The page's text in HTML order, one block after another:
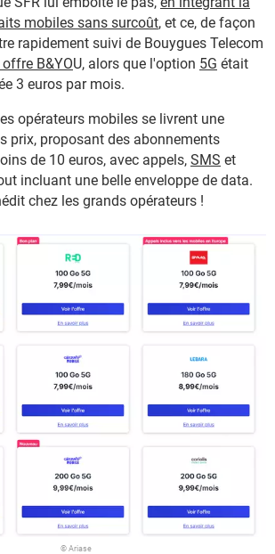
mobiles sans surcoût, et ce, de façon
rapidement suivi de Bouygues Telecom
B&YOU, alors que l'option 5G était
3 euros par mois.
opérateurs mobiles se livrent une
prix, proposant des abonnements
de 10 euros, avec appels, SMS et
incluant une belle enveloppe de data.
chez les grands opérateurs !
© Ariase